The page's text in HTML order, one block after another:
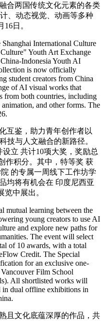
合两国传统文化元素的各类
、动态视觉、动画等多种
日。
Shanghai International Culture
Youth Art Exchange
Indonesia Youth AI
is now officially
student creators from China
of AI visual works that
from both countries, including
and other forms. The
互鉴，助力青年创作者以
技与人文融合的新路径。
立 共计10项大奖，奖励总
作积分。其中，特等奖 获
的专属一周线下工作坊学
均将有机会在 印度尼西亚
中展出。
mutual learning between the
young creators to use AI
and explore new paths for
The event will select
of 10 awards, with a total
Credit. The Special
for an exclusive one-
Film School
All shortlisted works will
in dual offline exhibitions in
且文化底蕴深厚的作品，共